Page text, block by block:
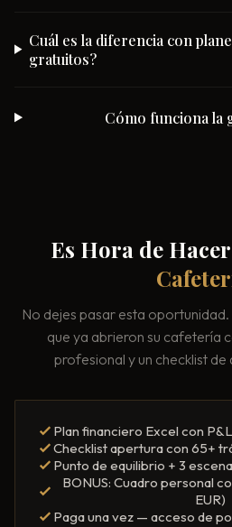
Cuál es la diferencia con
gratuitos?
Cómo funciona la
Es Hora de
No dejes pasar esta
que ya abrieron su cafetería
profesional y un checklist
Plan financiero Excel con
Checklist apertura con 65+
Punto de equilibrio + 3
BONUS: Cuadro personal
EUR)
Paga una vez — acceso de